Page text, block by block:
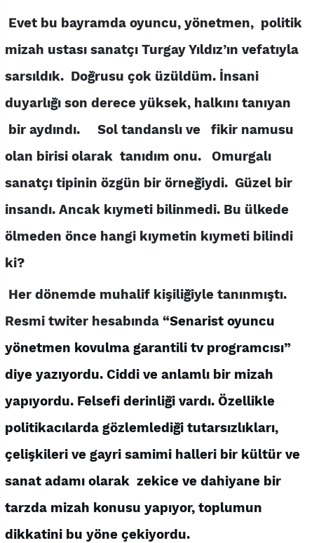
Evet bu bayramda oyuncu, yönetmen, politik
mizah ustası sanatçı Turgay Yıldız’ın vefatıyla
sarsıldık. Doğrusu çok üzüldüm. İnsani
duyarlığı son derece yüksek, halkını tanıyan
bir aydındı. Sol tandanslı ve fikir namusu
olan birisi olarak tanıdım onu. Omurgalı
sanatçı tipinin özgün bir örneğiydi. Güzel bir
insandı. Ancak kıymeti bilinmedi. Bu ülkede
ölmeden önce hangi kıymetin kıymeti bilindi
ki?
Her dönemde muhalif kişiliğiyle tanınmıştı.
Resmi twiter hesabında “Senarist oyuncu
yönetmen kovulma garantili tv programcısı”
diye yazıyordu. Ciddi ve anlamlı bir mizah
yapıyordu. Felsefi derinliği vardı. Özellikle
politikacılarda gözlemlediği tutarsızlıkları,
çelişkileri ve gayri samimi halleri bir kültür ve
sanat adamı olarak zekice ve dahiyane bir
tarzda mizah konusu yapıyor, toplumun
dikkatini bu yöne çekiyordu.